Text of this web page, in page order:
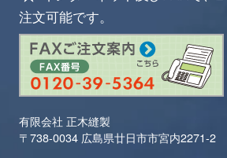
注文可能です。
有限会社 正木縫製
〒738-0034 広島県廿日市市宮内2271-2